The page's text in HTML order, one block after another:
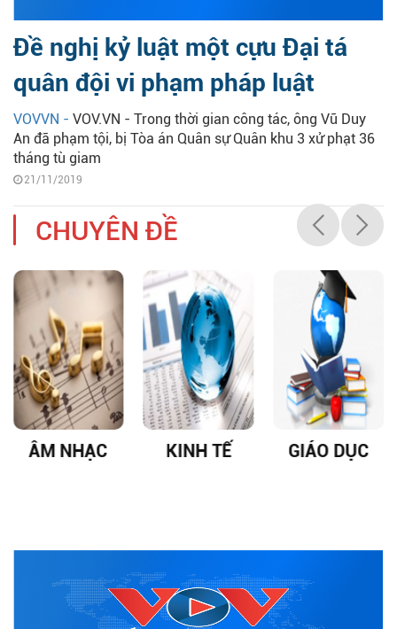
Đề nghị kỷ luật một cựu Đại tá
quân đội vi phạm pháp luật
VOVVN - VOV.VN - Trong thời gian công tác, ông Vũ Duy
An đã phạm tội, bị Tòa án Quân sự Quân khu 3 xử phạt 36
tháng tù giam
21/11/2019
CHUYÊN ĐỀ
ÂM NHẠC KINH TẾ GIÁO DỤC